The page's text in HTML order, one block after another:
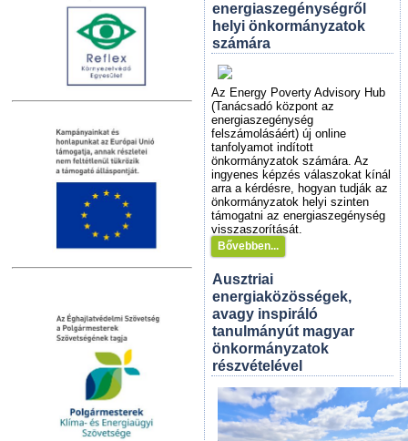
energiaszegénységről
helyi önkormányzatok
számára
Az Energy Poverty Advisory Hub
(Tanácsadó központ az
energiaszegénység
felszámolásáért) új online
tanfolyamot indított
önkormányzatok számára. Az
ingyenes képzés válaszokat kínál
arra a kérdésre, hogyan tudják az
önkormányzatok helyi szinten
támogatni az energiaszegénység
visszaszorítását.
Bővebben...
Ausztriai
energiaközösségek,
avagy inspiráló
tanulmányút magyar
önkormányzatok
részvételével